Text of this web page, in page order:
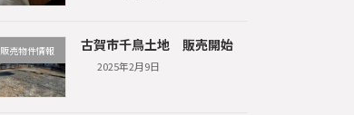
販売物件情報 古賀市千鳥土地 販売開始
2025年2月9日